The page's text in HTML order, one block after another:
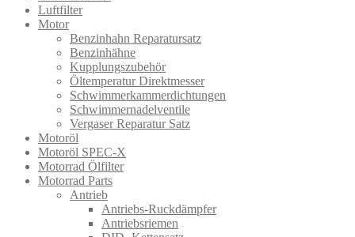
Luftfilter
Motor
Benzinhahn Reparatursatz
Benzinhähne
Kupplungszubehör
Öltemperatur Direktmesser
Schwimmerkammerdichtungen
Schwimmernadelventile
Vergaser Reparatur Satz
Motoröl
Motoröl SPEC-X
Motorrad Ölfilter
Motorrad Parts
Antrieb
Antriebs-Ruckdämpfer
Antriebsriemen